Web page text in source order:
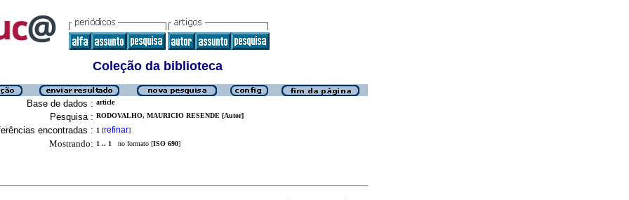
Coleção da biblioteca
Base de dados : article
Pesquisa : RODOVALHO, MAURICIO RESENDE [Autor]
encontradas : 1 [refinar]
Mostrando: 1 .. 1 no formato [ISO 690]